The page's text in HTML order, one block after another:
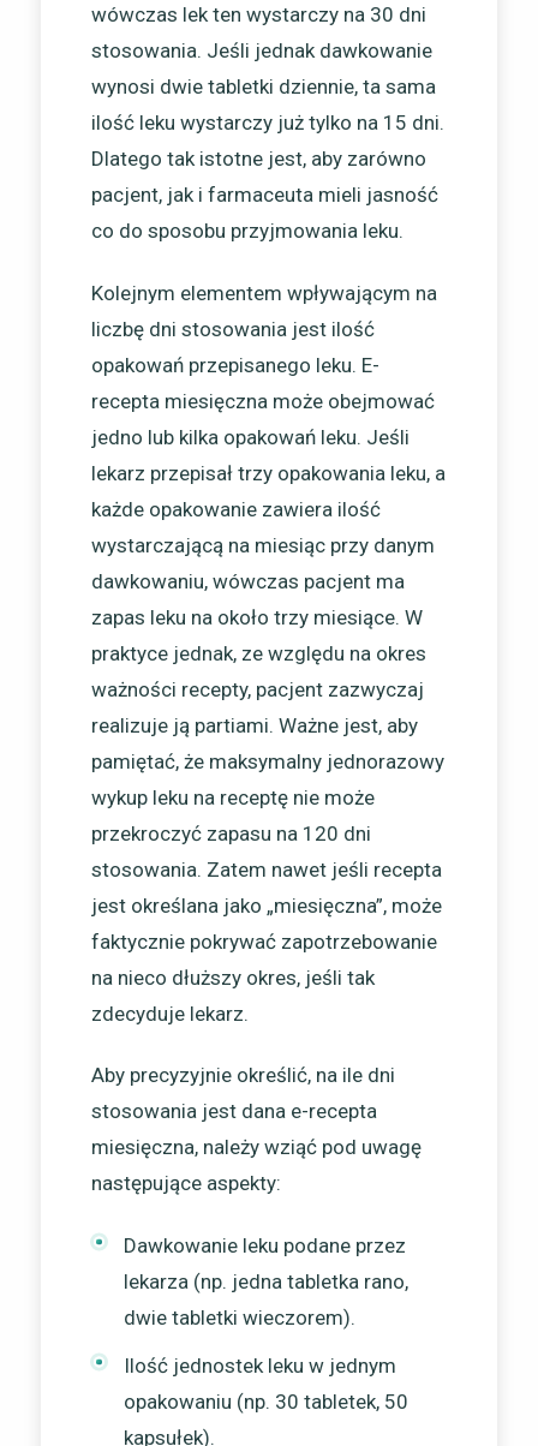
wówczas lek ten wystarczy na 30 dni
stosowania. Jeśli jednak dawkowanie
wynosi dwie tabletki dziennie, ta sama
ilość leku wystarczy już tylko na 15 dni.
Dlatego tak istotne jest, aby zarówno
pacjent, jak i farmaceuta mieli jasność
co do sposobu przyjmowania leku.
Kolejnym elementem wpływającym na
liczbę dni stosowania jest ilość
opakowań przepisanego leku. E-
recepta miesięczna może obejmować
jedno lub kilka opakowań leku. Jeśli
lekarz przepisał trzy opakowania leku, a
każde opakowanie zawiera ilość
wystarczającą na miesiąc przy danym
dawkowaniu, wówczas pacjent ma
zapas leku na około trzy miesiące. W
praktyce jednak, ze względu na okres
ważności recepty, pacjent zazwyczaj
realizuje ją partiami. Ważne jest, aby
pamiętać, że maksymalny jednorazowy
wykup leku na receptę nie może
przekroczyć zapasu na 120 dni
stosowania. Zatem nawet jeśli recepta
jest określana jako „miesięczna”, może
faktycznie pokrywać zapotrzebowanie
na nieco dłuższy okres, jeśli tak
zdecyduje lekarz.
Aby precyzyjnie określić, na ile dni
stosowania jest dana e-recepta
miesięczna, należy wziąć pod uwagę
następujące aspekty:
Dawkowanie leku podane przez
lekarza (np. jedna tabletka rano,
dwie tabletki wieczorem).
Ilość jednostek leku w jednym
opakowaniu (np. 30 tabletek, 50
kapsułek).